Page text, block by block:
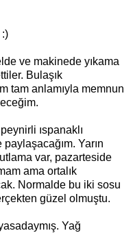
ve makinede yıkama
Bulaşık
tam anlamıyla memnun
ıspanaklı
Yarın
var, pazarteside
ama ortalık
Normalde bu iki sosu
güzel olmuştu.
Yağ